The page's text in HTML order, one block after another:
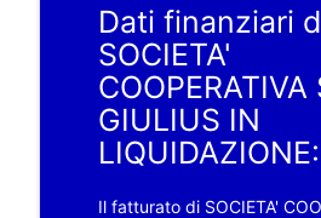
Dati finanziari
SOCIETA'
COOPERATIVA
GIULIUS IN
LIQUIDAZIONE:
Il fatturato di SOCIETA'